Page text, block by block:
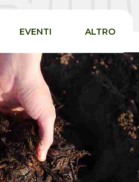
EVENTI ALTRO